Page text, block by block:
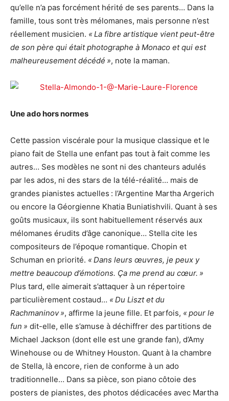
qu’elle n’a pas forcément hérité de ses parents… Dans la
famille, tous sont très mélomanes, mais personne n’est
réellement musicien. « La fibre artistique vient peut-être
de son père qui était photographe à Monaco et qui est
malheureusement décédé », note la maman.
Une ado hors normes
Cette passion viscérale pour la musique classique et le
piano fait de Stella une enfant pas tout à fait comme les
autres… Ses modèles ne sont ni des chanteurs adulés
par les ados, ni des stars de la télé-réalité… mais de
grandes pianistes actuelles : l’Argentine Martha Argerich
ou encore la Géorgienne Khatia Buniatishvili. Quant à ses
goûts musicaux, ils sont habituellement réservés aux
mélomanes érudits d’âge canonique… Stella cite les
compositeurs de l’époque romantique. Chopin et
Schuman en priorité. « Dans leurs œuvres, je peux y
mettre beaucoup d’émotions. Ça me prend au cœur. »
Plus tard, elle aimerait s’attaquer à un répertoire
particulièrement costaud… « Du Liszt et du
Rachmaninov », affirme la jeune fille. Et parfois, « pour le
fun » dit-elle, elle s’amuse à déchiffrer des partitions de
Michael Jackson (dont elle est une grande fan), d’Amy
Winehouse ou de Whitney Houston. Quant à la chambre
de Stella, là encore, rien de conforme à un ado
traditionnelle… Dans sa pièce, son piano côtoie des
posters de pianistes, des photos dédicacées avec Martha